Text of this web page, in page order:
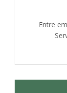
Entre